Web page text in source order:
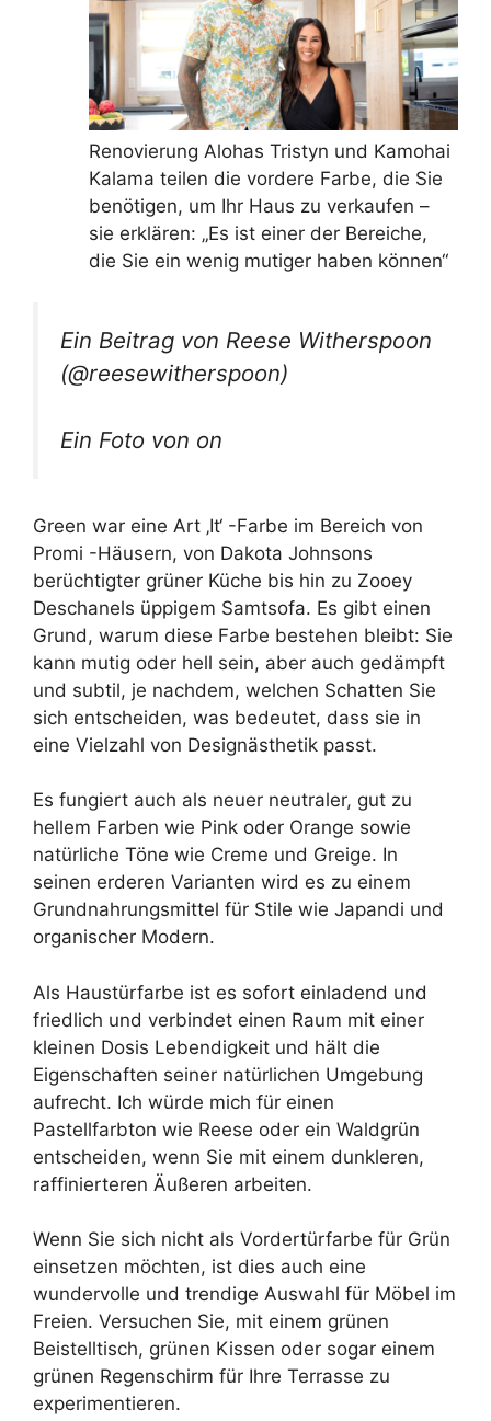
Renovierung Alohas Tristyn und Kamohai
Kalama teilen die vordere Farbe, die Sie
benötigen, um Ihr Haus zu verkaufen –
sie erklären: „Es ist einer der Bereiche,
die Sie ein wenig mutiger haben können“
Ein Beitrag von Reese Witherspoon
(@reesewitherspoon)
Ein Foto von on
Green war eine Art ‚It‘ -Farbe im Bereich von
Promi -Häusern, von Dakota Johnsons
berüchtigter grüner Küche bis hin zu Zooey
Deschanels üppigem Samtsofa. Es gibt einen
Grund, warum diese Farbe bestehen bleibt: Sie
kann mutig oder hell sein, aber auch gedämpft
und subtil, je nachdem, welchen Schatten Sie
sich entscheiden, was bedeutet, dass sie in
eine Vielzahl von Designästhetik passt.
Es fungiert auch als neuer neutraler, gut zu
hellem Farben wie Pink oder Orange sowie
natürliche Töne wie Creme und Greige. In
seinen erderen Varianten wird es zu einem
Grundnahrungsmittel für Stile wie Japandi und
organischer Modern.
Als Haustürfarbe ist es sofort einladend und
friedlich und verbindet einen Raum mit einer
kleinen Dosis Lebendigkeit und hält die
Eigenschaften seiner natürlichen Umgebung
aufrecht. Ich würde mich für einen
Pastellfarbton wie Reese oder ein Waldgrün
entscheiden, wenn Sie mit einem dunkleren,
raffinierteren Äußeren arbeiten.
Wenn Sie sich nicht als Vordertürfarbe für Grün
einsetzen möchten, ist dies auch eine
wundervolle und trendige Auswahl für Möbel im
Freien. Versuchen Sie, mit einem grünen
Beistelltisch, grünen Kissen oder sogar einem
grünen Regenschirm für Ihre Terrasse zu
experimentieren.